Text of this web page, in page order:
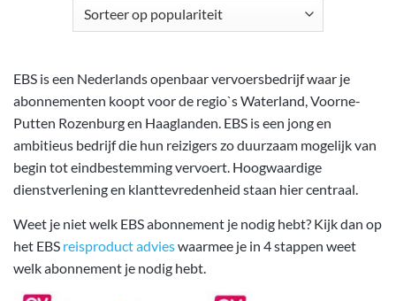
EBS is een Nederlands openbaar vervoersbedrijf waar je
abonnementen koopt voor de regio`s Waterland, Voorne-
Putten Rozenburg en Haaglanden. EBS is een jong en
ambitieus bedrijf die hun reizigers zo duurzaam mogelijk van
begin tot eindbestemming vervoert. Hoogwaardige
dienstverlening en klanttevredenheid staan hier centraal.
Weet je niet welk EBS abonnement je nodig hebt? Kijk dan op
het EBS reisproduct advieswaarmee je in 4 stappen weet
welk abonnement je nodig hebt.